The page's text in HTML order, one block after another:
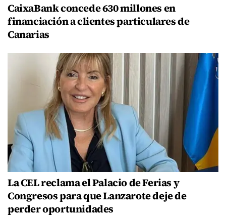
CaixaBank concede 630 millones en
financiación a clientes particulares de
Canarias
La CEL reclama el Palacio de Ferias y
Congresos para que Lanzarote deje de
perder oportunidades